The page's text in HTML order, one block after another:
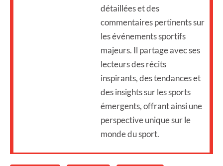
détaillées et des
commentaires pertinents sur
les événements sportifs
majeurs. Il partage avec ses
lecteurs des récits
inspirants, des tendances et
des insights sur les sports
émergents, offrant ainsi une
perspective unique sur le
monde du sport.